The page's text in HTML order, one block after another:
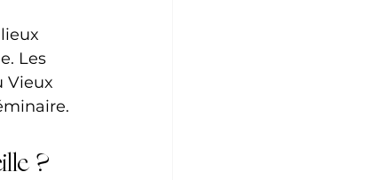
Les
Vieux
?